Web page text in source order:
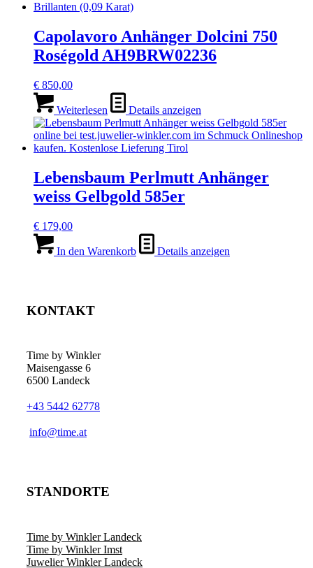
Capolavoro Anhänger Dolcini 750
Roségold AH9BRW02236
€ 850,00
Weiterlesen Details anzeigen
Lebensbaum Perlmutt Anhänger
weiss Gelbgold 585er
€ 179,00
In den Warenkorb Details anzeigen
KONTAKT
Time by Winkler
Maisengasse 6
6500 Landeck
+43 5442 62778
­info@time.at
STANDORTE
Time by Winkler Landeck
Time by Winkler Imst
Juwelier Winkler Landeck